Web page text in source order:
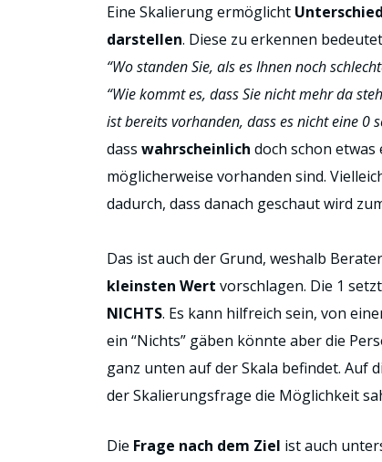
Eine Skalierung ermöglicht
darstellen. Diese zu erkennen
“Wo standen Sie, als es Ihnen noch
“Wie kommt es, dass Sie nicht mehr da
ist bereits vorhanden, dass es nicht eine 0
dass wahrscheinlich doch schon
möglicherweise vorhanden sind.
dadurch, dass danach geschaut wird
Das ist auch der Grund, weshalb
kleinsten Wert vorschlagen. Die 1
NICHTS. Es kann hilfreich sein, von
ein “Nichts” gäben könnte aber die
ganz unten auf der Skala befindet. Auf
der Skalierungsfrage die Möglichkeit
Die Frage nach dem Ziel ist auch